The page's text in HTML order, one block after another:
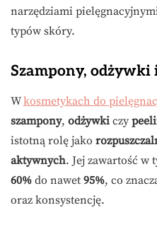
narzędziami
typów skóry.
Szampony, odżywki
Wkosmetykach do
szampony, odżywki czy
istotną rolę jako
aktywnych. Jej zawartość w
60% do nawet 95%, co
oraz konsystencję.